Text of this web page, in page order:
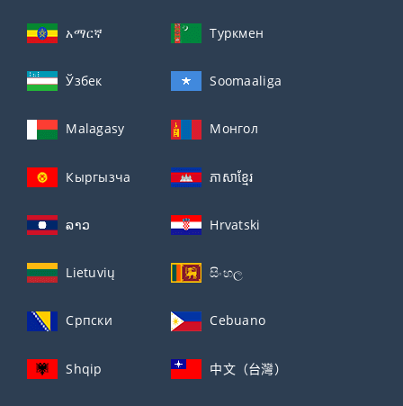
አማርኛ Туркмен
Ўзбек Soomaaliga
Malagasy Монгол
Кыргызча ភាសាខ្មែរ
ລາວ Hrvatski
Lietuvių සිංහල
Српски Cebuano
Shqip 中文（台灣）